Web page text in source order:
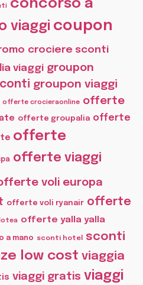
concorso a
viaggi coupon
crociere sconti
viaggi groupon
groupon viaggi
offerte crocieraonline offerte
offerte groupalia offerte
offerte
offerte viaggi
voli europa
offerte voli ryanair offerte
offerte yalla yalla
a mano sconti hotel
sconti
low cost viaggia
viaggi gratis viaggi